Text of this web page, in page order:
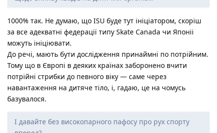
1000% так. Не думаю, що ISU буде тут ініціатором, скоріш
за все адекватні федерації типу Skate Canada чи Японіі
можуть ініціювати.
До речі, мають бути дослідження принаймні по потрійним.
Тому що в Європі в деяких країнах заборонено вчити
потрійні стрибки до певного віку — саме через
навантаження на дитяче тіло, і, гадаю, це на чомусь
базувалося.
І давайте без високопарного пафосу про рух спорту